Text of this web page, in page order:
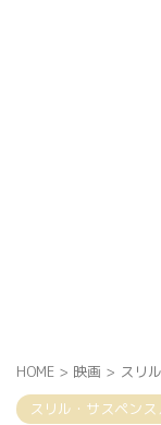
HOME > 映画 > スリ
スリル・サスペン